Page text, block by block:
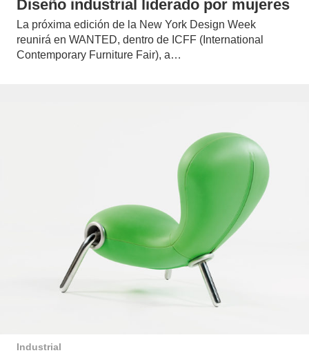
Diseño industrial liderado por mujeres
La próxima edición de la New York Design Week
reunirá en WANTED, dentro de ICFF (International
Contemporary Furniture Fair), a…
Industrial